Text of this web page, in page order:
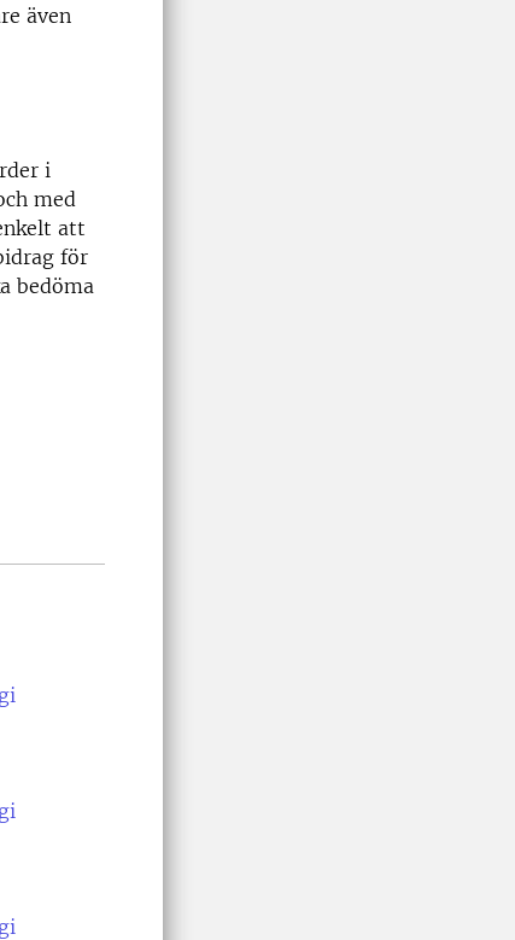
även
i
med
att
för
bedöma